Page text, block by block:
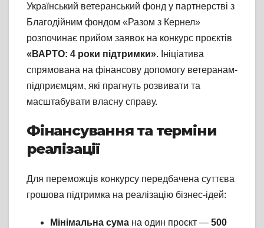
Український ветеранський фонд у партнерстві з
Благодійним фондом «Разом з Кернел»
розпочинає прийом заявок на конкурс проєктів
«ВАРТО: 4 роки підтримки». Ініціатива
спрямована на фінансову допомогу ветеранам-
підприємцям, які прагнуть розвивати та
масштабувати власну справу.
Фінансування та терміни
реалізації
Для переможців конкурсу передбачена суттєва
грошова підтримка на реалізацію бізнес-ідей:
Мінімальна сума на один проєкт — 500